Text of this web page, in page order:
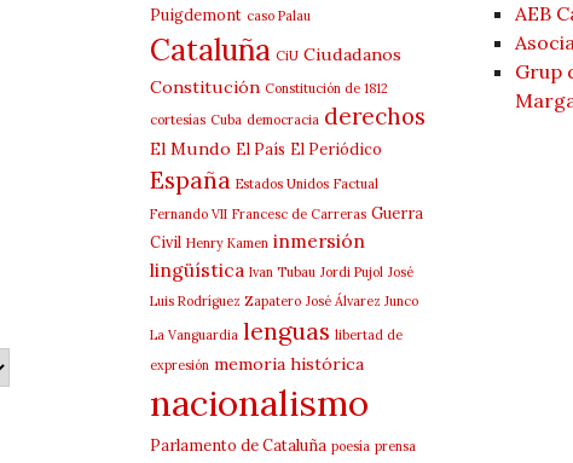
Puigdemont caso Palau
Cataluña CiU Ciudadanos
Constitución Constitución de 1812
cortesías Cuba democracia derechos
El Mundo El País El Periódico
España Estados Unidos Factual
Fernando VII Francesc de Carreras Guerra
Civil Henry Kamen inmersión
lingüística Ivan Tubau Jordi Pujol José
Luis Rodríguez Zapatero José Álvarez Junco
La Vanguardia lenguas libertad de
expresión memoria histórica
nacionalismo
Parlamento de Cataluña poesía prensa
AEB
Grup